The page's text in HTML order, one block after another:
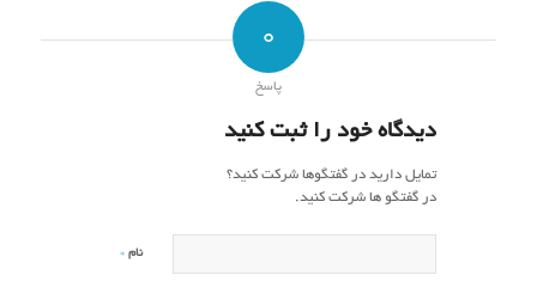
0
پاسخ
دیدگاه خود را ثبت کنید
تمایل دارید در گفتگوها شرکت کنید؟
در گفتگو ها شرکت کنید.
نام *